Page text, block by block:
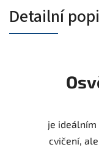
Detailní
je
cvičení,